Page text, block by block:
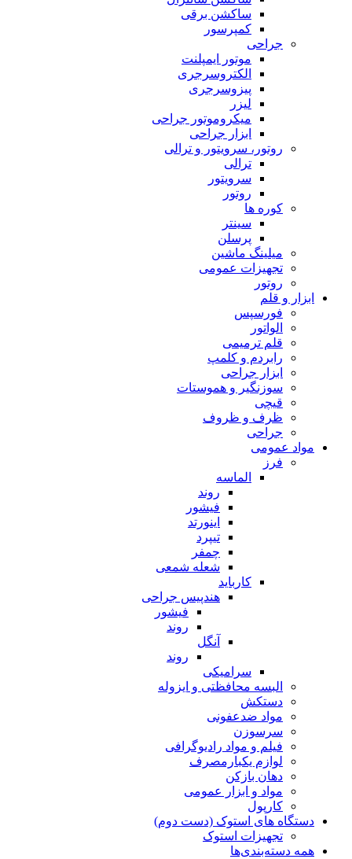
ساکشن برقی
کمپرسور
جراحی
موتور ایمپلنت
الکتروسرجری
پیزوسرجری
لیزر
میکروموتور جراحی
ابزار جراحی
روتور، سرویتور و ترالی
ترالی
سرویتور
روتور
کوره ها
سینتر
پرسلن
میلینگ ماشین
تجهیزات عمومی
روتور
ابزار و قلم
فورسپس
الواتور
قلم ترمیمی
رابردم و کلمپ
ابزار جراحی
سوزنگیر و هموستات
قیچی
ظرف و ظروف
جراحی
مواد عمومی
فرز
الماسه
روند
فیشور
اینورتد
تیپرد
چمفر
شعله شمعی
کارباید
هندپیس جراحی
فیشور
روند
آنگل
روند
سرامیکی
البسه محافظتی و ایزوله
دستکش
مواد ضدعفونی
سرسوزن
فیلم و مواد رادیوگرافی
لوازم یکبارمصرف
دهان بازکن
مواد و ابزار عمومی
کارپول
دستگاه های استوک (دست دوم)
تجهیزات استوک
همه دسته‌بندی‌ها